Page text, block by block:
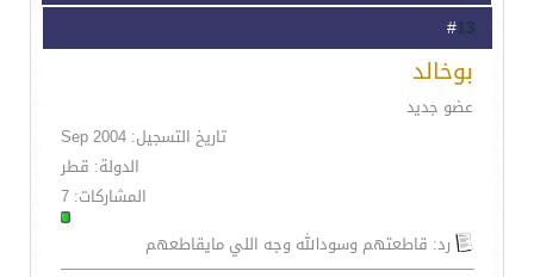
13
بوخالد
عضو جديد
تاريخ التسجيل: Sep 2004
الدولة: قطر
المشاركات: 7
رد: قاطعتهم وسودالله وجه اللي مايقاطعهم